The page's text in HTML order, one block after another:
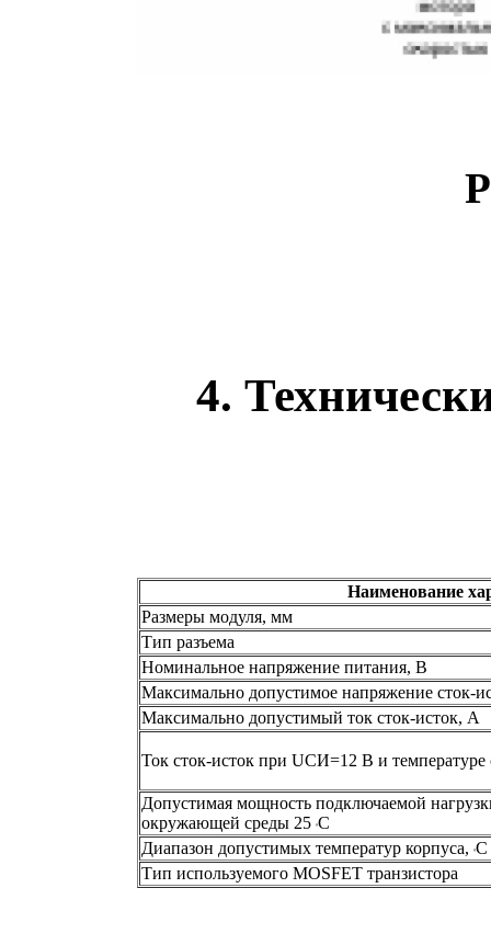
4.
Наименование
Размеры модуля, мм
Тип разъема
Номинальное напряжение питания, В
Максимально допустимое напряжение сток-
Максимально допустимый ток сток-исток, А
Ток сток-исток при UСИ=12 В и
Допустимая мощность подключаемой
окружающей среды 25 ºС
Диапазон допустимых температур корпуса,
ºС
Тип используемого MOSFET транзистора